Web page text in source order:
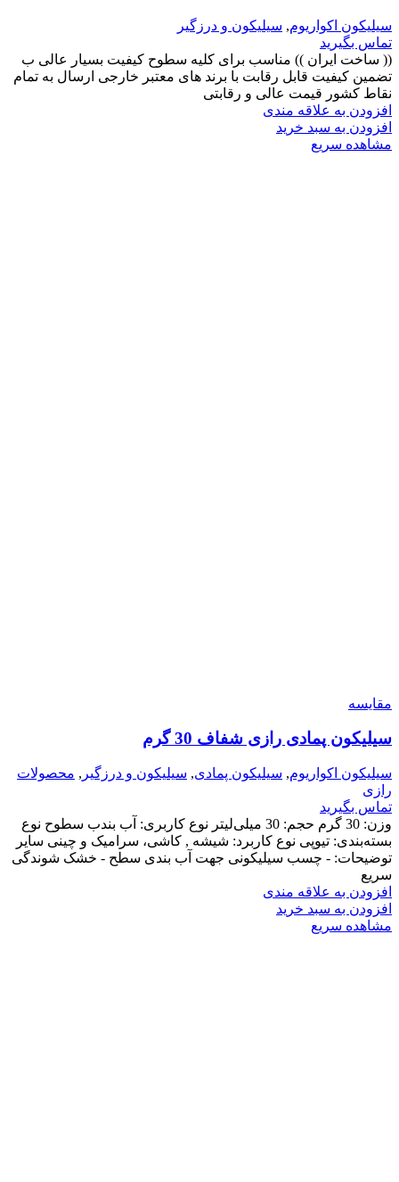
سیلیکون اکواریوم, سیلیکون و درزگیر
تماس بگیرید
(( ساخت ایران )) مناسب برای کلیه سطوح کیفیت بسیار عالی ب
تضمین کیفیت قابل رقابت با برند های معتبر خارجی ارسال به تمام
نقاط کشور قیمت عالی و رقابتی
افزودن به علاقه مندی
افزودن به سبد خرید
مشاهده سریع
مقایسه
سیلیکون پمادی رازی شفاف 30 گرم
سیلیکون اکواریوم, سیلیکون پمادی, سیلیکون و درزگیر , محصولات
رازی
تماس بگیرید
وزن: 30 گرم
حجم: 30 میلی‌لیتر نوع کاربری: آب بندب سطوح نوع
بسته‌بندی: تیوپی نوع کاربرد: شیشه , کاشی، سرامیک و چینی سایر
توضیحات: - چسب سیلیکونی جهت آب بندی سطح - خشک شوندگی
سریع
افزودن به علاقه مندی
افزودن به سبد خرید
مشاهده سریع